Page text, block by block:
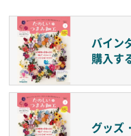
バイン
購入す
グッズ